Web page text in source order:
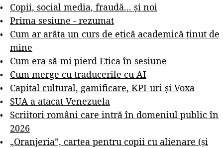
Copii, social media, fraudă... și noi
Prima sesiune - rezumat
Cum ar arăta un curs de etică academică ținut de
mine
Cum era să-mi pierd Etica în sesiune
Cum merge cu traducerile cu AI
Capital cultural, gamificare, KPI-uri și Voxa
SUA a atacat Venezuela
Scriitori români care intră în domeniul public în
2026
„Oranjeria”, cartea pentru copii cu alienare (și